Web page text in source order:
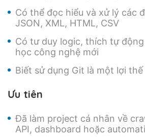
Có thể đọc hiểu và xử lý các
JSON, XML, HTML, CSV
Có tư duy logic, thích tự
học công nghệ mới
Biết sử dụng Git là một lợi thế
Ưu tiên
Đã làm project cá nhân về
API, dashboard hoặc